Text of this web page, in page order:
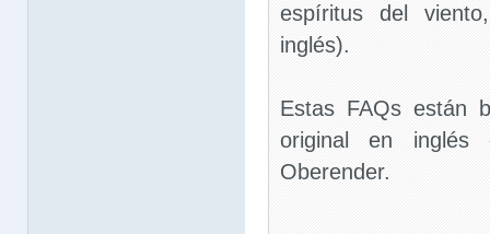
espíritus del
inglés).
Estas FAQs están
original en
Oberender.